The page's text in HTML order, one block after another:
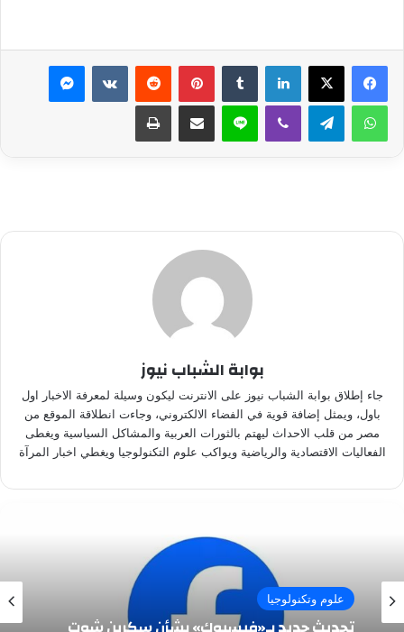
لينكدإن بينتيريست ماسنجر
واتساب تيلقرام ڤايبر لاين مشاركة عبر البريد طباعة
بوابة الشباب نيوز
جاء إطلاق بوابة الشباب نيوز على الانترنت ليكون وسيلة لمعرفة الاخبار اول
باول، ويمثل إضافة قوية في الفضاء الالكتروني، وجاءت انطلاقة الموقع من
مصر من قلب الاحداث ليهتم بالثورات العربية والمشاكل السياسية ويغطى
الفعاليات الاقتصادية والرياضية ويواكب علوم التكنولوجيا ويغطي اخبار المرآة
علوم وتكنولوجيا